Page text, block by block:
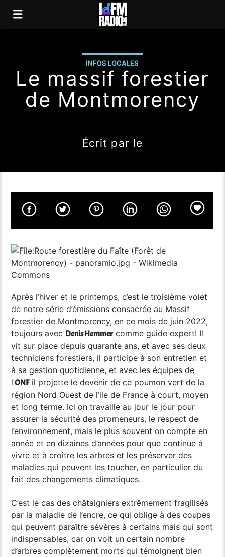
INFOS LOCALES
Le massif forestier
de Montmorency
Écrit par le
Après l’hiver et le printemps, c’est le troisième volet
de notre série d’émissions consacrée au Massif
forestier de Montmorency, en ce mois de juin 2022,
toujours avec Denis Hemmercomme guide expert! Il
vit sur place depuis quarante ans, et avec ses deux
techniciens forestiers, il participe à son entretien et
à sa gestion quotidienne, et avec les équipes de
l’ONFil projette le devenir de ce poumon vert de la
région Nord Ouest de l’ile de France à court, moyen
et long terme. Ici on travaille au jour le jour pour
assurer la sécurité des promeneurs, le respect de
l’environnement, mais le plus souvent on compte en
année et en dizaines d’années pour que continue à
vivre et à croître les arbres et les préserver des
maladies qui peuvent les toucher, en particulier du
fait des changements climatiques.
C’est le cas des châtaigniers extrêmement fragilisés
par la maladie de l’encre, ce qui oblige à des coupes
qui peuvent paraître sévères à certains mais qui sont
indispensables, car on voit un certain nombre
d’arbres complètement morts qui témoignent bien